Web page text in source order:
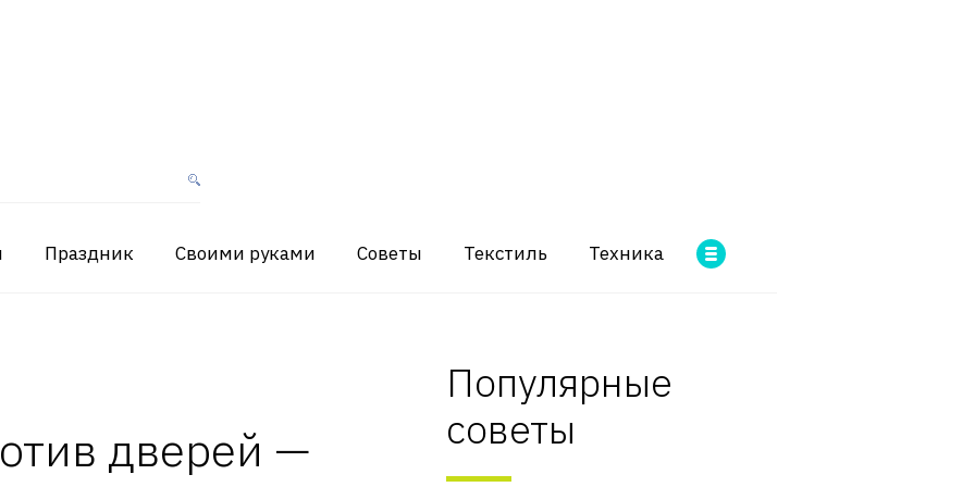
Праздник Своими руками Советы Текстиль Техника
дверей —
Популярные
советы